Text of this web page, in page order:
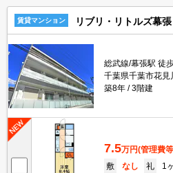
賃貸マンション リブリ・リトルズ幕張
総武線/幕張駅 徒
千葉県千葉市花見
築8年
3階建
7.5万円(管理費
敷
なし 礼
1